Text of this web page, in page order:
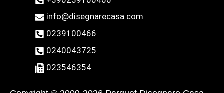
info@disegnarecasa.com
0239100466
0240043725
023546354